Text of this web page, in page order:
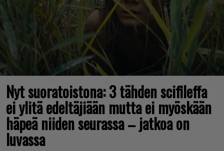
Nyt suoratoistona: 3 tähden scifileffa
ei ylitä edeltäjiään mutta ei myöskään
häpeä niiden seurassa – jatkoa on
luvassa